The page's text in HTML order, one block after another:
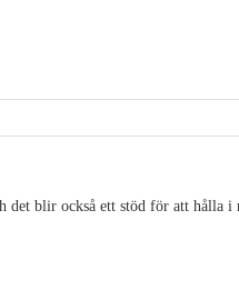
det blir också ett stöd för att hålla i